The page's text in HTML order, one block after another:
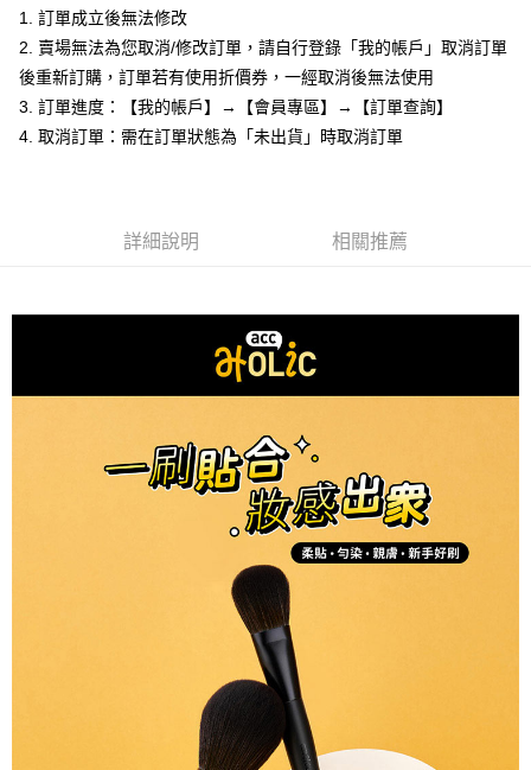
【「AFTEE先享後付」結帳流程】
１．於結帳方式選擇「AFTEE先享後付」後，將跳轉至「AFTEE先享後付」
２．訂單成立數日內，您將收到繳費通知簡訊。
３．收到繳費通知簡訊後14天內，點擊此簡訊中的連結，可透過四大超商／
ATM／網路銀行／等多元方式進行付款，方視為交易完成。
※ 請注意：結帳手續完成當下不需立刻繳費，但若您需要取消訂單，請聯絡
是否繳費成功／繳費後需取消欲退款等相關疑問，請聯繫「AFTEE先享後付
１．透過由恩沛科技股份有限公司提供之「AFTEE先享後付」服務完成之交
易，需依本服務之必要範圍內提供個人資料，並將交易相關給付款項請求債
權轉讓予恩沛科技股份有限公司。
２．關於個人資料處理事宜，請瀏覽以下網址：
「AFTEE先享後付」，若未經同意申辦者引起之損失，本公司不負相關責
４．使用「AFTEE先享後付」時，將依據個別帳號之用戶狀況，依本公司即
時審查核予不同之上限額度；若仍有額度不足之情形，本公司將視審查結果
５．嚴禁一人註冊多個帳號或使用他人資訊註冊。若發現惡意使用之情形，
恩沛科技股份有限公司將有權停止該用戶之使用額度並採取法律行動。
每筆NT$80，滿NT$599(含以上)免運費
每筆NT$80，滿NT$599(含以上)免運費
7-11取貨付款
每筆NT$80，滿NT$599(含以上)免運費
1. 訂單成立後無法修改
2. 賣場無法為您取消/修改訂單，請自行登錄「我的帳戶」取消訂單
後重新訂購，訂單若有使用折價券，一經取消後無法使用
3. 訂單進度：【我的帳戶】→【會員專區】→【訂單查詢】
4. 取消訂單：需在訂單狀態為「未出貨」時取消訂單
詳細說明 相關推薦